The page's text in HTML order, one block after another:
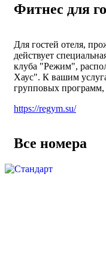
Фитнес для
Для гостей отеля,
действует
клуба "Режим",
Хаус". К вашим
групповых программ,
https://regym.su/
Все номера